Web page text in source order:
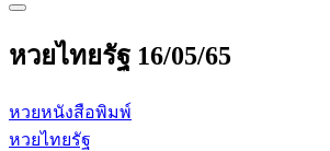
หวยไทยรัฐ 16/05/65
หวยหนังสือพิมพ์
หวยไทยรัฐ